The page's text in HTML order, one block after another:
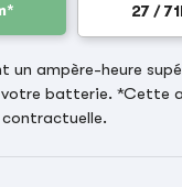
27 /
un ampère-heure
votre batterie. *Cette